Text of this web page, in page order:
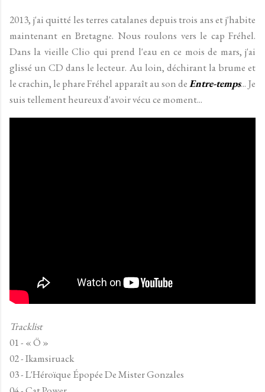
2013, j'ai quitté les terres catalanes depuis trois ans et j'habite
maintenant en Bretagne. Nous roulons vers le cap Fréhel.
Dans la vieille Clio qui prend l'eau en ce mois de mars, j'ai
glissé un CD dans le lecteur. Au loin, déchirant la brume et
le crachin, le phare Fréhel apparaît au son deEntre-temps... Je
suis tellement heureux d'avoir vécu ce moment...
Tracklist
01 - « Ö »
02 - Ikamsiruack
03 - L'Héroïque Épopée De Mister Gonzales